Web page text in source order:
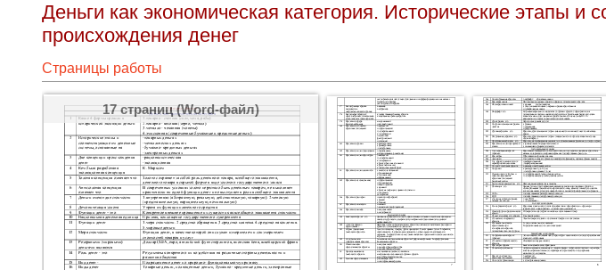
Деньги как экономическая категория. Исторические этапы
происхождения денег
Страницы работы
17 страниц (Word-файл)